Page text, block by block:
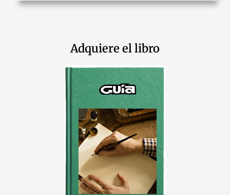
Adquiere el libro